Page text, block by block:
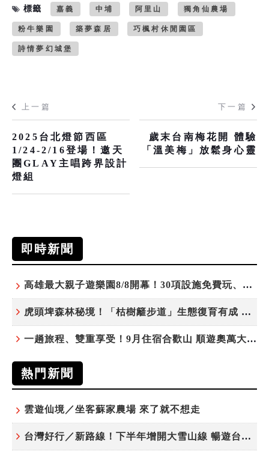
標籤 嘉義 中埔 阿里山 獨角仙農場
粉牛樂園 築夢森居 巧楓村休閒園區
詩情夢幻城堡
上一篇
2025台北燈節西區
1/24-2/16登場！邀天
團GLAY主唱跨界設計
燈組
下一篇
歲末台南梅花開 體驗
「溫美梅」放鬆身心靈
即時新聞
高雄最大親子遊樂園8/8開幕！30項設施免費玩、YOYO家族嗨翻暑假
虎頭埤森林秘境！「枯樹籬步道」生態復育有成 走進大自然生命教室
一趟旅程、雙重享受！9月住宿合歡山 順遊奧萬大10元優惠入園
熱門新聞
雲遊仙境／坐客蘇家農場 來了就不想走
台灣好行／新路線！下半年增開大雪山線 暢遊台中更便利